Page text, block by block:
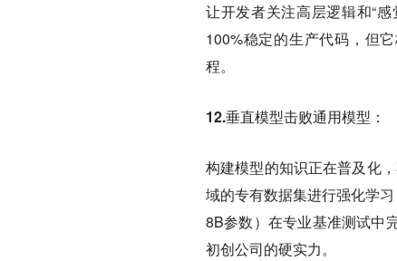
让开发者关注高层逻辑和“
100%稳定的生产代码，但
程。
12.垂直模型击败通用模型：
构建模型的知识正在普及化
域的专有数据集进行强化学
8B参数）在专业基准测试中
初创公司的硬实力。